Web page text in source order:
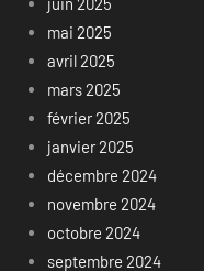
mai 2025
avril 2025
mars 2025
février 2025
janvier 2025
décembre 2024
novembre 2024
octobre 2024
septembre 2024